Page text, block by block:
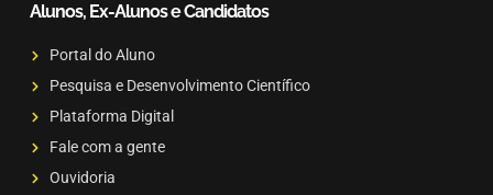
Alunos, Ex-Alunos e Candidatos
Portal do Aluno
Pesquisa e Desenvolvimento Científico
Plataforma Digital
Fale com a gente
Ouvidoria